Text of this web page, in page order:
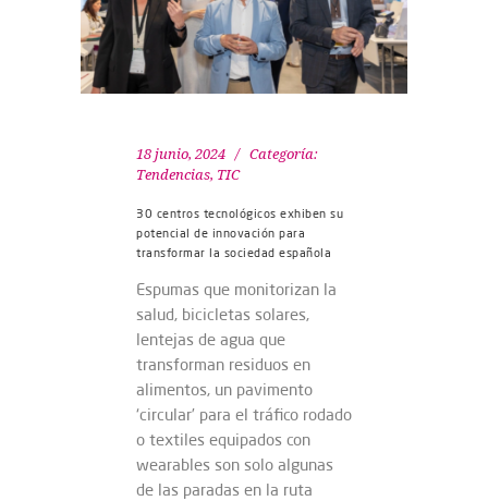
18 junio, 2024
Categoría:
Tendencias, TIC
30 centros tecnológicos exhiben su
potencial de innovación para
transformar la sociedad española
Espumas que monitorizan la
salud, bicicletas solares,
lentejas de agua que
transforman residuos en
alimentos, un pavimento
‘circular’ para el tráfico rodado
o textiles equipados con
wearables son solo algunas
de las paradas en la ruta